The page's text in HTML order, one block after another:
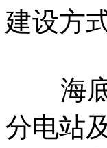
建设方
海底
分电站